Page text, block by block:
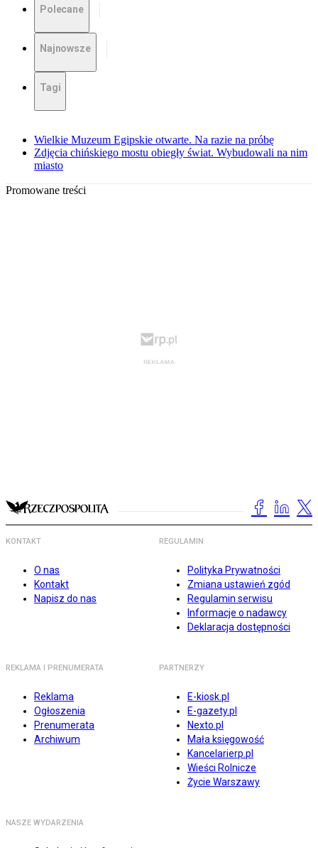
Polecane
Najnowsze
Tagi
Wielkie Muzeum Egipskie otwarte. Na razie na próbę
Zdjęcia chińskiego mostu obiegły świat. Wybudowali na nim
miasto
Promowane treści
KONTAKT
O nas
Kontakt
Napisz do nas
REGULAMIN
Polityka Prywatności
Zmiana ustawień zgód
Regulamin serwisu
Informacje o nadawcy
Deklaracja dostępności
REKLAMA I PRENUMERATA
Reklama
Ogłoszenia
Prenumerata
Archiwum
PARTNERZY
E-kiosk.pl
E-gazety.pl
Nexto.pl
Mała księgowość
Kancelarierp.pl
Wieści Rolnicze
Życie Warszawy
NASZE WYDARZENIA